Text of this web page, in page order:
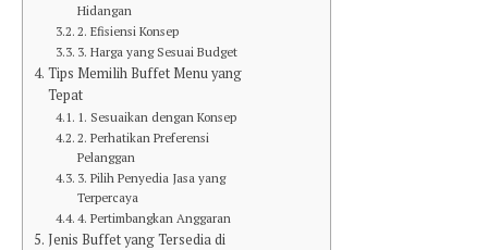
Hidangan
2. Efisiensi Konsep
3. Harga yang Sesuai Budget
Tips Memilih Buffet Menu yang
Tepat
1. Sesuaikan dengan Konsep
2. Perhatikan Preferensi
Pelanggan
3. Pilih Penyedia Jasa yang
Terpercaya
4. Pertimbangkan Anggaran
Jenis Buffet yang Tersedia di